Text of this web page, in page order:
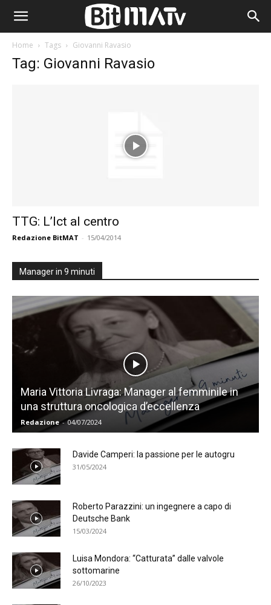
Home Tags Giovanni Ravasio
Tag: Giovanni Ravasio
TTG: L’Ict al centro
Redazione BitMAT - 15/04/2014
Manager in 9 minuti
Maria Vittoria Livraga: Manager al femminile in
una struttura oncologica d’eccellenza
Redazione - 04/07/2024
Davide Camperi: la passione per le autogru
31/05/2024
Roberto Parazzini: un ingegnere a capo di
Deutsche Bank
15/03/2024
Luisa Mondora: “Catturata” dalle valvole
sottomarine
26/10/2023